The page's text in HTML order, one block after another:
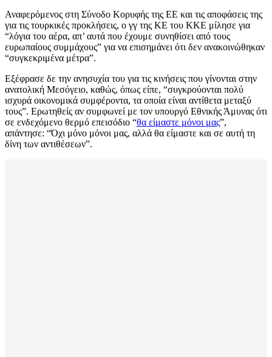
Αναφερόμενος στη Σύνοδο Κορυφής της ΕΕ και τις αποφάσεις της
για τις τουρκικές προκλήσεις, ο γγ της ΚΕ του ΚΚΕ μίλησε για
“λόγια του αέρα, απ’ αυτά που έχουμε συνηθίσει από τους
ευρωπαίους συμμάχους” για να επισημάνει ότι δεν ανακοινώθηκαν
“συγκεκριμένα μέτρα”.
Εξέφρασε δε την ανησυχία του για τις κινήσεις που γίνονται στην
ανατολική Μεσόγειο, καθώς, όπως είπε, “συγκρούονται πολύ
ισχυρά οικονομικά συμφέροντα, τα οποία είναι αντίθετα μεταξύ
τους”. Ερωτηθείς αν συμφωνεί με τον υπουργό Εθνικής Άμυνας ότι
σε ενδεχόμενο θερμό επεισόδιο “θα είμαστε μόνοι μας”,
απάντησε: “Όχι μόνο μόνοι μας, αλλά θα είμαστε και σε αυτή τη
δίνη των αντιθέσεων”.